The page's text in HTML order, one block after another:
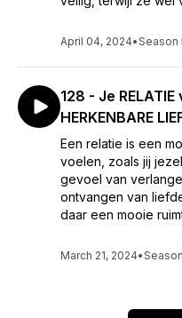
April 04, 2024•Season
128 - Je
HERKENBARE
Een relatie is een
voelen, zoals jij
gevoel van
ontvangen van
daar een mooie
March 21, 2024•